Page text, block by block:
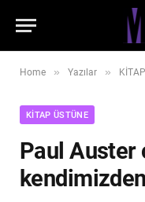
Home » Yazılar »
KITAP ÜSTÜNE
Paul Auster